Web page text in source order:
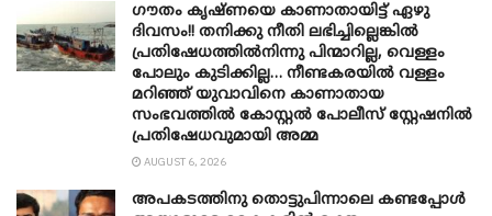
ഗൗതം കൃഷ്ണയെ കാണാതായിട്ട് ഏഴു
ദിവസം!! തനിക്കു നീതി ലഭിച്ചില്ലെങ്കിൽ
പ്രതിഷേധത്തിൽനിന്നു പിന്മാറില്ല, വെള്ളം
പോലും കുടിക്കില്ല… നീണ്ടകരയിൽ വള്ളം
മറിഞ്ഞ് യുവാവിനെ കാണാതായ
സംഭവത്തിൽ കോസ്റ്റൽ പോലീസ് സ്റ്റേഷനിൽ
പ്രതിഷേധവുമായി അമ്മ
AUGUST 6, 2026
അപകടത്തിനു തൊട്ടുപിന്നാലെ കണ്ടപ്പോൾ